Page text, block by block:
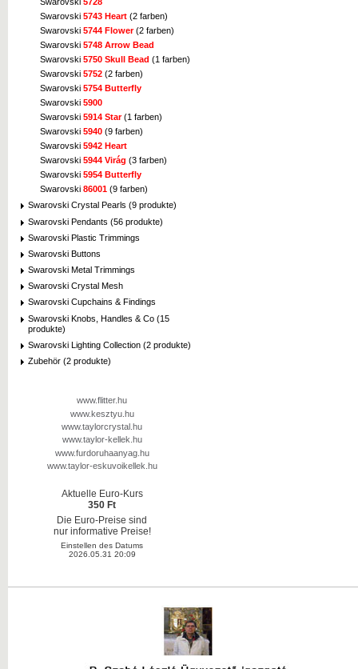
Swarovski 5743 Heart (2 farben)
Swarovski 5744 Flower(2 farben)
Swarovski 5748 Arrow Bead
Swarovski 5750 Skull Bead (1 farben)
Swarovski 5752 (2 farben)
Swarovski 5754 Butterfly
Swarovski 5900
Swarovski 5914 Star(1 farben)
Swarovski 5940 (9 farben)
Swarovski 5942 Heart
Swarovski 5944 Virág (3 farben)
Swarovski 5954 Butterfly
Swarovski 86001 (9 farben)
Swarovski Crystal Pearls (9 produkte)
Swarovski Pendants (56 produkte)
Swarovski Plastic Trimmings
Swarovski Buttons
Swarovski Metal Trimmings
Swarovski Crystal Mesh
Swarovski Cupchains & Findings
Swarovski Knobs, Handles & Co (15
produkte)
Swarovski Lighting Collection (2 produkte)
Zubehör (2 produkte)
www.flitter.hu
www.kesztyu.hu
www.taylorcrystal.hu
www.taylor-kellek.hu
www.furdoruhaanyag.hu
www.taylor-eskuvoikellek.hu
Aktuelle Euro-Kurs
350 Ft
Die Euro-Preise sind
nur informative Preise!
Einstellen des Datums
2026.05.31 20:09